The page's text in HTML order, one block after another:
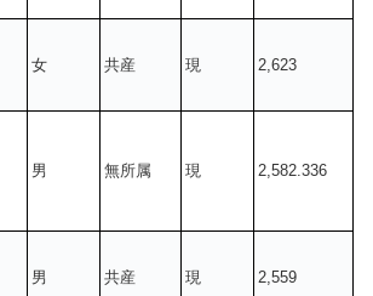
女 共産 現 2,623
男 無所属 現 2,582.336
男 共産 現 2,559